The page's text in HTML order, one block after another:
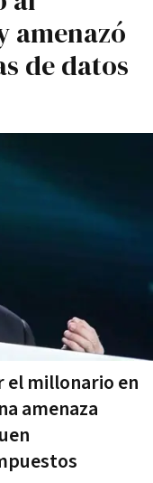
amenazó
de datos
el millonario en
amenaza